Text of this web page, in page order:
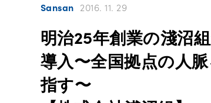
Sansan 2016. 11. 29
明治25年創業の淺沼
導入〜全国拠点の人
指す〜